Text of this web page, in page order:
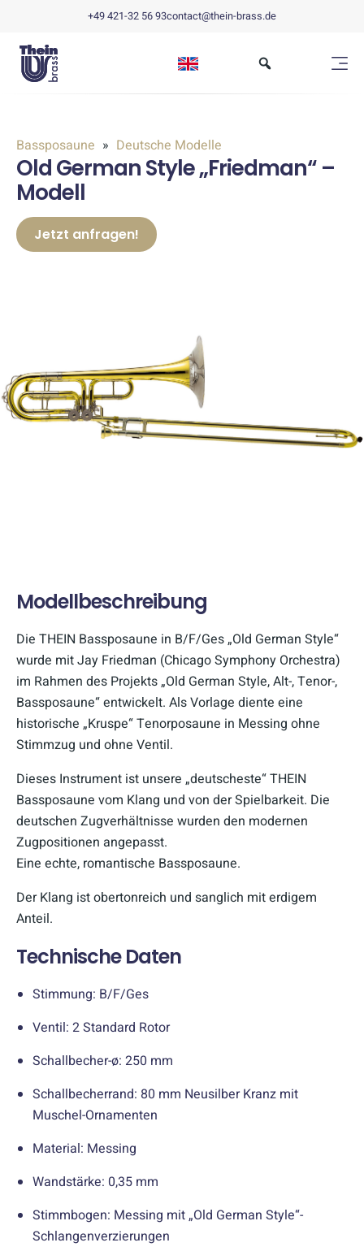
+49 421-32 56 93contact@thein-brass.de
Bassposaune Deutsche Modelle
Old German Style „Friedman“ –
Modell
Jetzt anfragen!
Modellbeschreibung
Die THEIN Bassposaune in B/F/Ges „Old German Style“
wurde mit Jay Friedman (Chicago Symphony Orchestra)
im Rahmen des Projekts „Old German Style, Alt-, Tenor-,
Bassposaune“ entwickelt. Als Vorlage diente eine
historische „Kruspe“ Tenorposaune in Messing ohne
Stimmzug und ohne Ventil.
Dieses Instrument ist unsere „deutscheste“ THEIN
Bassposaune vom Klang und von der Spielbarkeit. Die
deutschen Zugverhältnisse wurden den modernen
Zugpositionen angepasst.
Eine echte, romantische Bassposaune.
Der Klang ist obertonreich und sanglich mit erdigem
Anteil.
Technische Daten
Stimmung: B/F/Ges
Ventil: 2 Standard Rotor
Schallbecher-ø: 250 mm
Schallbecherrand: 80 mm Neusilber Kranz mit
Muschel-Ornamenten
Material: Messing
Wandstärke: 0,35 mm
Stimmbogen: Messing mit „Old German Style“-
Schlangenverzierungen